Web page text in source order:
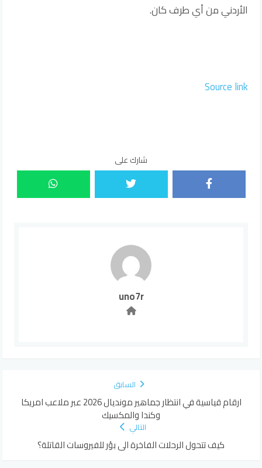
الأردني من أي طرف كان.
Source link
شارك على
uno7r
السابق
ارقام قياسية في انتظار جماهير مونديال 2026 عبر ملاعب امريكا
وكندا والمكسيك
التالي
كيف تتحول الرحلات الفاخرة الى بؤر للفيروسات القاتلة؟